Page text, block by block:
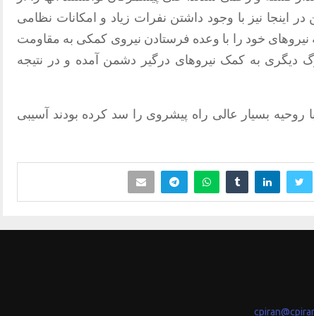
اینجا نیز با وجود داشتن نفرات زیاد و امکانات نظامی
خود را با وعده فرستادن نیروی کمکی به مقاومت
دیگری به کمک نیروهای درگیر دشمن آمده و در نتیجه
روحیه بسیار عالی راه پیشروی را سد کرده بودند آسیبی